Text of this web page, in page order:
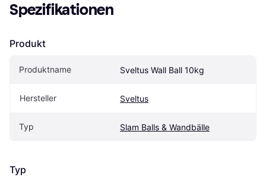
Spezifikationen
Produkt
Produktname Sveltus Wall Ball 10kg
Hersteller Sveltus
Typ Slam Balls & Wandbälle
Typ